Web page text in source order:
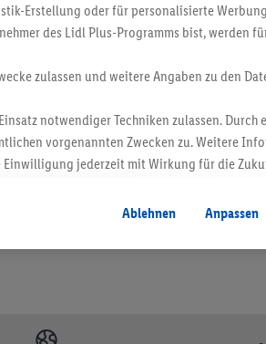
beworbenen Produkte, vor allem NonFood-
Erstellung oder für personalisierte
des Lidl Plus-Programms bist, werden
zulassen und weitere Angaben zu den
notwendiger Techniken zulassen. Durch
vorgenannten Zwecken zu. Weitere
Einwilligung jederzeit mit Wirkung für die
Ablehnen
Anpassen